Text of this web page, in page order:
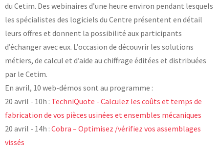
Laboratoires communs
Carnot
Fondation Cetim
Publications scientifiques
Librairie
AGRÉMENTS ET RECONNAISSANCES QSE
Certifications qualité
Cofrac Étalonnage
Cofrac Essai
MASE
Notifications CE
Agréments internationaux
Agrément ministériel
Certifications Cofrend
Nos valeurs
Gouvernance
Rapports - Publications
Vidéo de présentation
Historique
Information pratiques
Mentions légales
Données personnelles
du Cetim. Des webinaires d’une heure environ pendant lesquels
les spécialistes des logiciels du Centre présentent en détail
leurs offres et donnent la possibilité aux participants
d’échanger avec eux. L’occasion de découvrir les solutions
métiers, de calcul et d’aide au chiffrage éditées et distribuées
par le Cetim.
En avril, 10 web-démos sont au programme :
20 avril - 10h : TechniQuote - Calculez les coûts et temps de
fabrication de vos pièces usinées et ensembles mécaniques
20 avril - 14h : Cobra – Optimisez /vérifiez vos assemblages
vissés